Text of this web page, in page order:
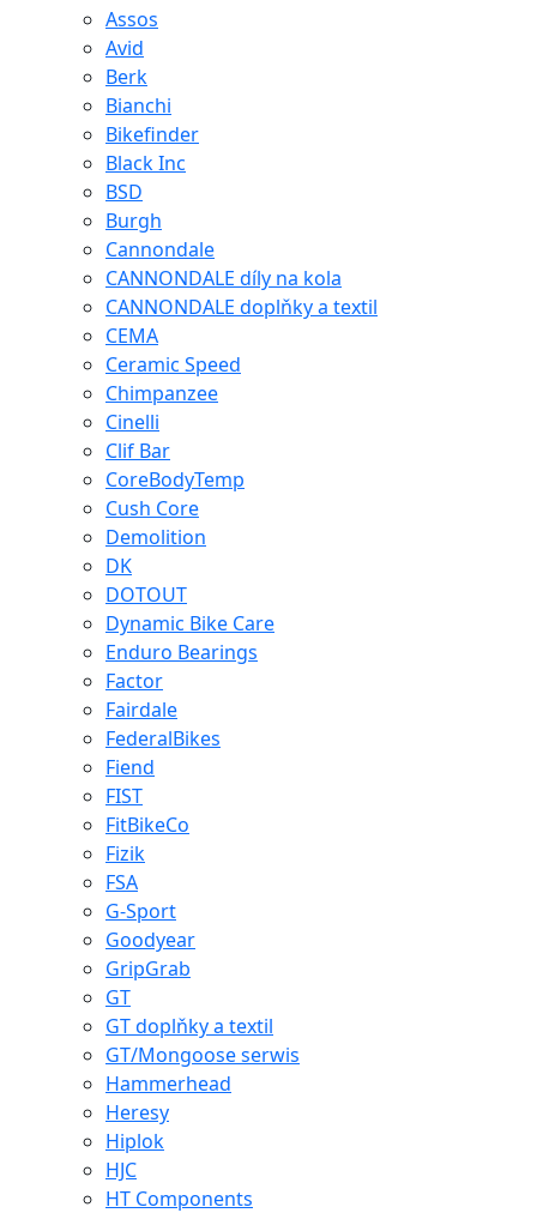
Assos
Avid
Berk
Bianchi
Bikefinder
Black Inc
BSD
Burgh
Cannondale
CANNONDALE díly na kola
CANNONDALE doplňky a textil
CEMA
Ceramic Speed
Chimpanzee
Cinelli
Clif Bar
CoreBodyTemp
Cush Core
Demolition
DK
DOTOUT
Dynamic Bike Care
Enduro Bearings
Factor
Fairdale
FederalBikes
Fiend
FIST
FitBikeCo
Fizik
FSA
G-Sport
Goodyear
GripGrab
GT
GT doplňky a textil
GT/Mongoose serwis
Hammerhead
Heresy
Hiplok
HJC
HT Components